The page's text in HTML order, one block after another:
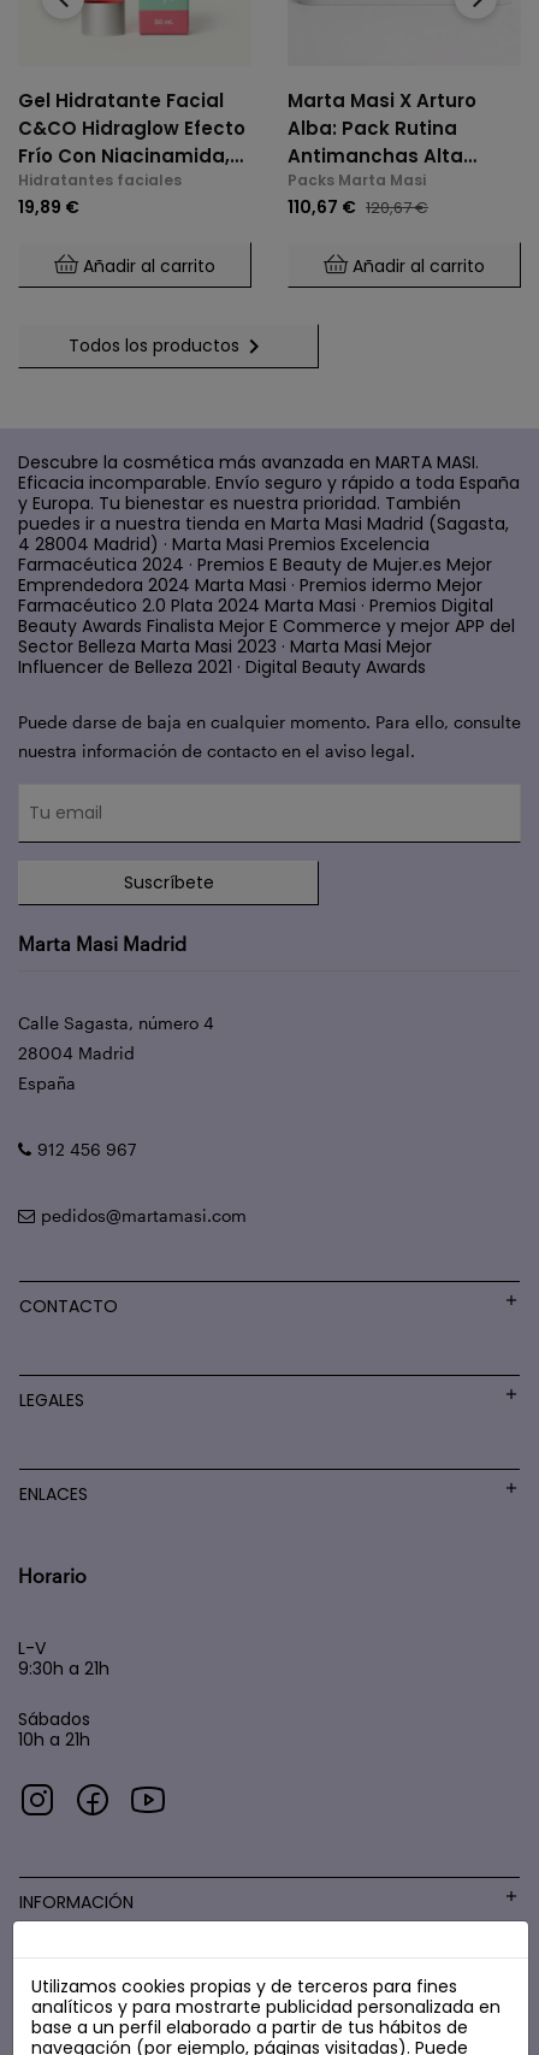
Gel Hidratante Facial
C&CO Hidraglow Efecto
Frío Con Niacinamida,
Xylitol, Panthenol,
Elastina Marina, Para
Hidratantes faciales
19,89 €
Añadir al carrito
Marta Masi X Arturo
Alba: Pack Rutina
Antimanchas Alta
Potencia
Packs Marta Masi
110,67 € 120,67 €
Añadir al carrito
Todos los productos 
Descubre la cosmética más avanzada en MARTA MASI.
Eficacia incomparable. Envío seguro y rápido a toda España
y Europa. Tu bienestar es nuestra prioridad. También
puedes ir a nuestra tienda en Marta Masi Madrid (Sagasta,
4 28004 Madrid) · Marta Masi Premios Excelencia
Farmacéutica 2024 · Premios E Beauty de Mujer.es Mejor
Emprendedora 2024 Marta Masi · Premios idermo Mejor
Farmacéutico 2.0 Plata 2024 Marta Masi · Premios Digital
Beauty Awards Finalista Mejor E Commerce y mejor APP del
Sector Belleza Marta Masi 2023 · Marta Masi Mejor
Influencer de Belleza 2021 · Digital Beauty Awards
Puede darse de baja en cualquier momento. Para ello, consulte
nuestra información de contacto en el aviso legal.
Suscríbete
Marta Masi Madrid
Calle Sagasta, número 4
28004 Madrid
España
912 456 967
pedidos@martamasi.com
CONTACTO
LEGALES
ENLACES
Horario
L-V
9:30h a 21h
Sábados
10h a 21h
INFORMACIÓN
COSMÉTICA LOW COST
Utilizamos cookies propias y de terceros para fines
analíticos y para mostrarte publicidad personalizada en
base a un perfil elaborado a partir de tus hábitos de
navegación (por ejemplo, páginas visitadas). Puede